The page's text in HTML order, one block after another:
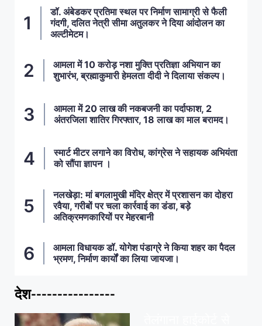
डॉ. अंबेडकर प्रतिमा स्थल पर निर्माण सामाग्री से फैली
गंदगी, दलित नेत्री सीमा अतुलकर ने दिया आंदोलन का
अल्टीमेटम।
आमला में 10 करोड़ नशा मुक्ति प्रतिज्ञा अभियान का
शुभारंभ, ब्रह्माकुमारी हेमलता दीदी ने दिलाया संकल्प।
आमला में 20 लाख की नकबजनी का पर्दाफाश, 2
अंतरजिला शातिर गिरफ्तार, 18 लाख का माल बरामद।
स्मार्ट मीटर लगाने का विरोध, कांग्रेस ने सहायक अभियंता
को सौंपा ज्ञापन ।
नलखेड़ा: मां बगलामुखी मंदिर क्षेत्र में प्रशासन का दोहरा
रवैया, गरीबों पर चला कार्रवाई का डंडा, बड़े
अतिक्रमणकारियों पर मेहरबानी
आमला विधायक डॉ. योगेश पंडाग्रे ने किया शहर का पैदल
भ्रमण, निर्माण कार्यों का लिया जायजा।
देश----------------